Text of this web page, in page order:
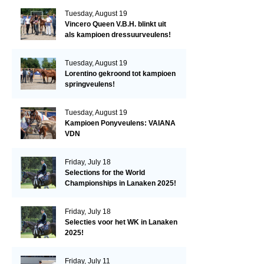
Tuesday, August 19
Vincero Queen V.B.H. blinkt uit
als kampioen dressuurveulens!
Tuesday, August 19
Lorentino gekroond tot kampioen
springveulens!
Tuesday, August 19
Kampioen Ponyveulens: VAIANA
VDN
Friday, July 18
Selections for the World
Championships in Lanaken 2025!
Friday, July 18
Selecties voor het WK in Lanaken
2025!
Friday, July 11